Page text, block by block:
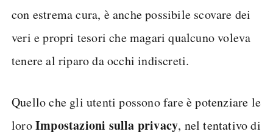
con estrema cura, è anche possibile scovare dei
veri e propri tesori che magari qualcuno voleva
tenere al riparo da occhi indiscreti.
Quello che gli utenti possono fare è potenziare le
loroImpostazioni sulla privacy, nel tentativo di